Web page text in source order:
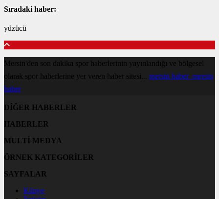
Sıradaki haber:
yüzücü
Mersin'den son dakika spor haberlerinin yayınlandığı ve bölgesel
olarak spor haberlerine yer veren haber sitesi... mersin haber mersin
haber
DİĞER HABERLER
HABERLER
MULTİ MEDYA
ÖRNEK KATEGORİLER
SAYFALAR
Künye